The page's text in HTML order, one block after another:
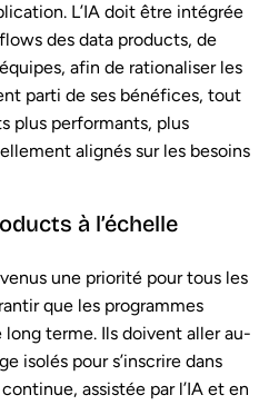
L’IA doit être intégrée
des data products, de
afin de rationaliser les
parti de ses bénéfices, tout
plus performants, plus
alignés sur les besoins
à l’échelle
une priorité pour tous les
que les programmes
terme. Ils doivent aller au-
isolés pour s’inscrire dans
assistée par l’IA et en